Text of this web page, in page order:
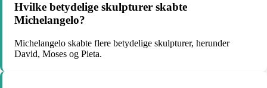
Hvilke betydelige skulpturer skabte
Michelangelo?
Michelangelo skabte flere betydelige skulpturer, herunder
David, Moses og Pieta.